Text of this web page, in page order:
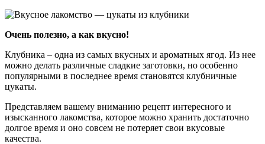
Очень полезно, а как вкусно!
Клубника – одна из самых вкусных и ароматных ягод. Из нее
можно делать различные сладкие заготовки, но особенно
популярными в последнее время становятся клубничные
цукаты.
Представляем вашему вниманию рецепт интересного и
изысканного лакомства, которое можно хранить достаточно
долгое время и оно совсем не потеряет свои вкусовые
качества.